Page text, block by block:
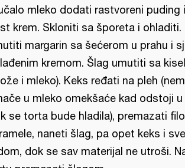
mleko dodati rastvoreni puding
krem. Skloniti sa šporeta i ohladiti.
margarin sa šećerom u prahu i
kremom. Šlag umutiti sa
i mleko). Keks ređati na pleh
u mleko omekšaće kad odstoji
se torta bude hladila), premazati
naneti šlag, pa opet keks i
dok se sav materijal ne utroši.